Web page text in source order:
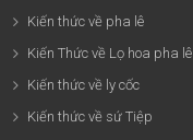
Kiến thức về pha lê
Kiến Thức về Lọ hoa pha lê
Kiến thức về ly cốc
Kiến thức về sứ Tiệp